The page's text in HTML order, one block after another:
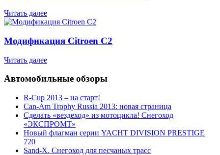
Читать далее
Модификация Citroen С2
Читать далее
Автомобильные обзоры
R-Cup 2013 – на старт!
Can-Am Trophy Russia 2013: новая страница
Сделать «вездеход» из мотоцикла! Снегоход
«ЭКСПРОМТ»
Новый флагман серии YACHT DIVISION PRESTIGE
720
Sand-X. Снегоход для песчаных трасс